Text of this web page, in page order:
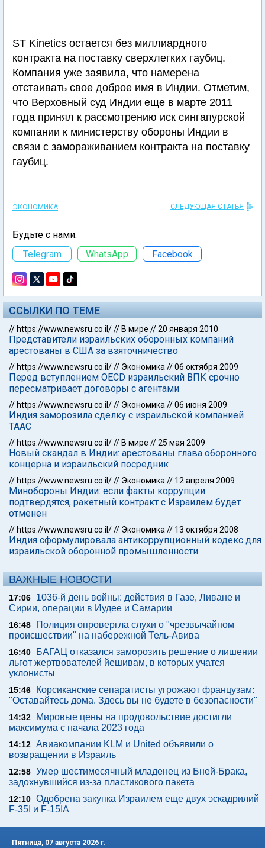
ST Kinetics остается без миллиардного
контракта на поставку сверхлегких гаубиц.
Компания уже заявила, что намерена
отстаивать свое доброе имя в Индии. Отметим,
что Верховный суд Индии еще в марте 2011
года принял к рассмотрению иск сингапурской
компании к министерству обороны Индии в
связи с замораживанием контракта на поставку
гаубиц.
ЭКОНОМИКА СЛЕДУЮЩАЯ СТАТЬЯ
Будьте с нами:
Telegram
WhatsApp Facebook
ССЫЛКИ ПО ТЕМЕ
// https://www.newsru.co.il/// В мире //20 января 2010
Представители израильских оборонных компаний
арестованы в США за взяточничество
// https://www.newsru.co.il/// Экономика //06 октября 2009
Перед вступлением OECD израильский ВПК срочно
пересматривает договоры с агентами
// https://www.newsru.co.il/// Экономика //06 июня 2009
Индия заморозила сделку с израильской компанией
ТААС
// https://www.newsru.co.il/// В мире //25 мая 2009
Новый скандал в Индии: арестованы глава оборонного
концерна и израильский посредник
// https://www.newsru.co.il/// Экономика // 12 апреля 2009
Минобороны Индии: если факты коррупции
подтвердятся, ракетный контракт с Израилем будет
отменен
// https://www.newsru.co.il/// Экономика // 13 октября 2008
Индия сформулировала антикоррупционный кодекс для
израильской оборонной промышленности
ВАЖНЫЕ НОВОСТИ
17:06
1036-й день войны: действия в Газе, Ливане и
Сирии, операции в Иудее и Самарии
16:48
Полиция опровергла слухи о "чрезвычайном
происшествии" на набережной Тель-Авива
16:40
БАГАЦ отказался заморозить решение о лишении
льгот жертвователей йешивам, в которых учатся
уклонисты
15:46
Корсиканские сепаратисты угрожают французам:
"Оставайтесь дома. Здесь вы не будете в безопасности"
14:32
Мировые цены на продовольствие достигли
максимума с начала 2023 года
14:12 Авиакомпании KLM и United объявили о
возвращении в Израиль
12:58 Умер шестимесячный младенец из Бней-Брака,
задохнувшийся из-за пластикового пакета
12:10 Одобрена закупка Израилем еще двух эскадрилий
F-35I и F-15IA
Пятница, 07 августа 2026 г.